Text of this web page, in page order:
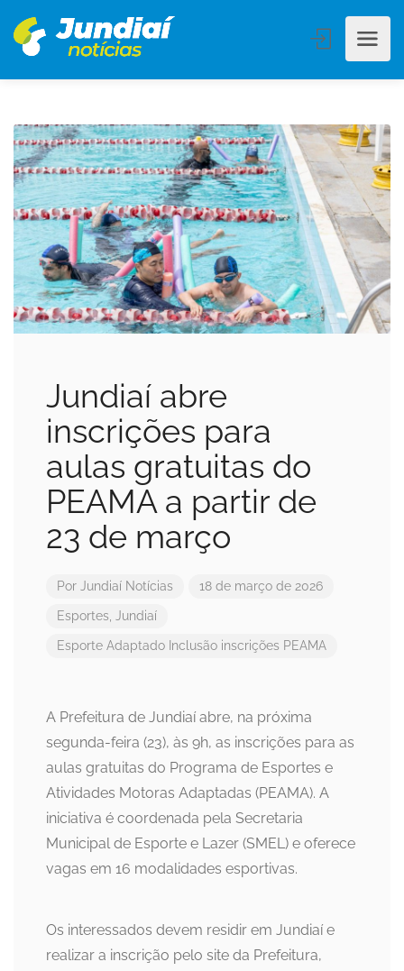
Jundiaí abre
inscrições para
aulas gratuitas do
PEAMA a partir de
23 de março
Por Jundiaí Notícias 18 de março de 2026
Esportes, Jundiaí
Esporte Adaptado Inclusão inscrições PEAMA
A Prefeitura de Jundiaí abre, na próxima
segunda-feira (23), às 9h, as inscrições para as
aulas gratuitas do Programa de Esportes e
Atividades Motoras Adaptadas (PEAMA). A
iniciativa é coordenada pela Secretaria
Municipal de Esporte e Lazer (SMEL) e oferece
vagas em 16 modalidades esportivas.
Os interessados devem residir em Jundiaí e
realizar a inscrição pelo site da Prefeitura,